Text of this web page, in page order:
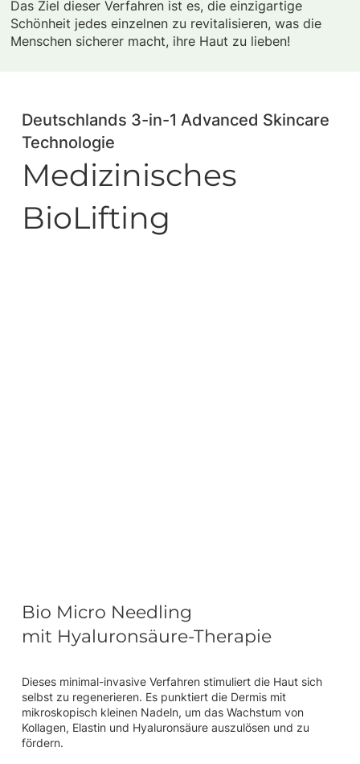
Das Ziel dieser Verfahren ist es, die einzigartige
Schönheit jedes einzelnen zu revitalisieren, was die
Menschen sicherer macht, ihre Haut zu lieben!
Bio Micro Needling
mit Hyaluronsäure-Therapie
Dieses minimal-invasive Verfahren stimuliert die Haut sich
selbst zu regenerieren. Es punktiert die Dermis mit
mikroskopisch kleinen Nadeln, um das Wachstum von
Kollagen, Elastin und Hyaluronsäure auszulösen und zu
fördern.
Deutschlands 3-in-1 Advanced Skincare
Technologie
Medizinisches
BioLifting